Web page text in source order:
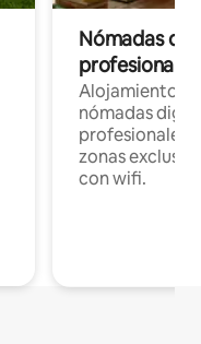
Nómadas
Alojamientos
nómadas
profesionales
zonas
con wifi.